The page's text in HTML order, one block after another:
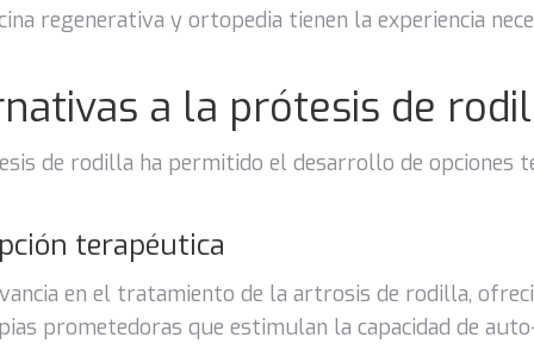
regenerativa y ortopedia tienen la experiencia
a la prótesis de
de rodilla ha permitido el desarrollo de opciones
terapéutica
en el tratamiento de la artrosis de rodilla,
prometedoras que estimulan la capacidad de